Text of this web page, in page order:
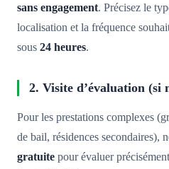
sans engagement. Précisez le
localisation et la fréquence
sous 24 heures.
2. Visite d’évaluation (si
Pour les prestations complexes
de bail, résidences secondaires),
gratuite pour évaluer